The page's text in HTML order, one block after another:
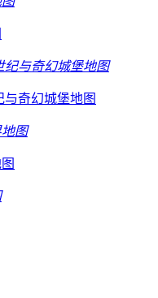
奇幻城堡地图